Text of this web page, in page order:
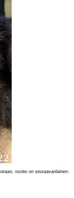
osoite on seuraavanlainen: